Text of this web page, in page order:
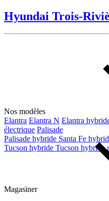
Hyundai Trois-
Nos modèles
Elantra Elantra N Elantra
électrique Palisade
Palisade hybride Santa Fe
Tucson hybride Tucson hybride
Magasiner